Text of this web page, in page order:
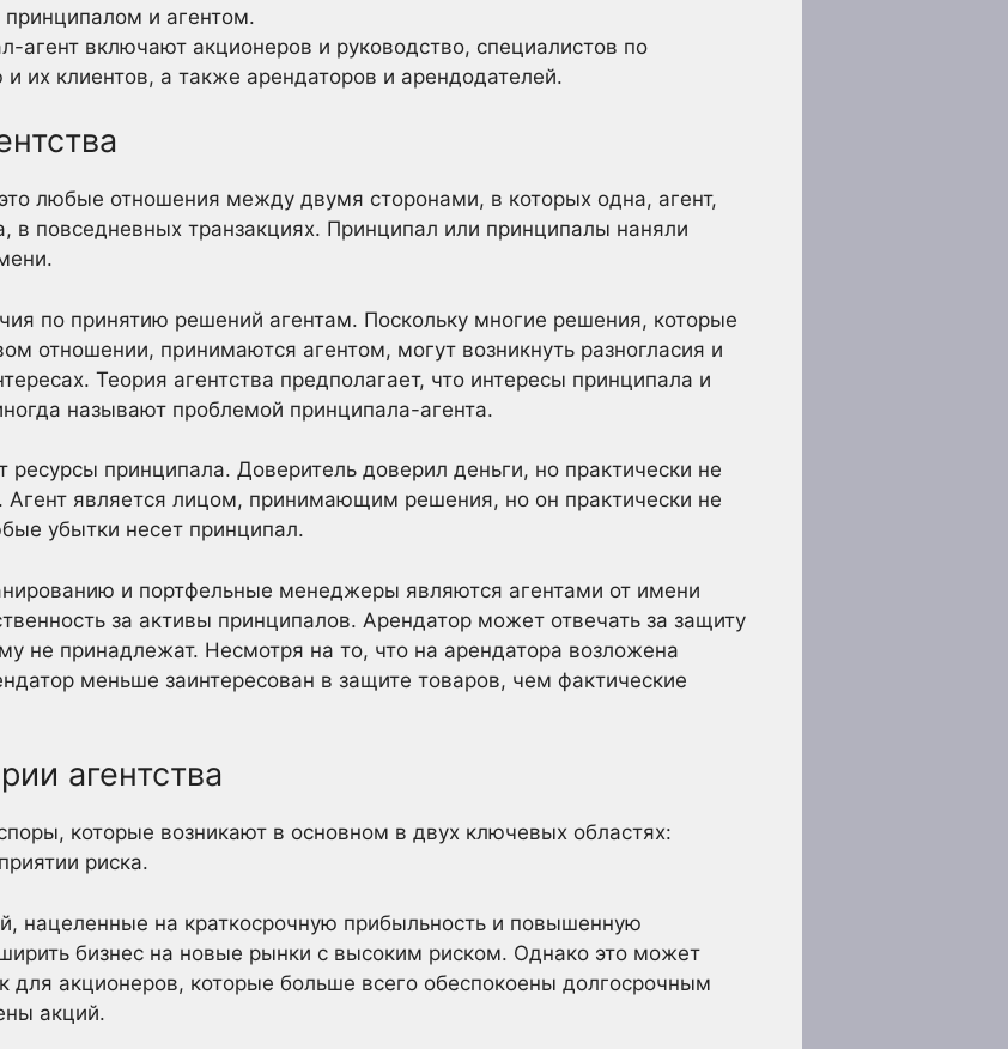
и агентом.
агент включают акционеров и руководство, специалистов по
их клиентов, а также арендаторов и арендодателей.
любые отношения между двумя сторонами, в которых одна, агент,
в повседневных транзакциях. Принципал или принципалы наняли
по принятию решений агентам. Поскольку многие решения, которые
отношении, принимаются агентом, могут возникнуть разногласия и
Теория агентства предполагает, что интересы принципала и
называют проблемой принципала-агента.
ресурсы принципала. Доверитель доверил деньги, но практически не
Агент является лицом, принимающим решения, но он практически не
убытки несет принципал.
и портфельные менеджеры являются агентами от имени
за активы принципалов. Арендатор может отвечать за защиту
не принадлежат. Несмотря на то, что на арендатора возложена
меньше заинтересован в защите товаров, чем фактические
агентства
которые возникают в основном в двух ключевых областях:
риска.
нацеленные на краткосрочную прибыльность и повышенную
бизнес на новые рынки с высоким риском. Однако это может
для акционеров, которые больше всего обеспокоены долгосрочным
акций.